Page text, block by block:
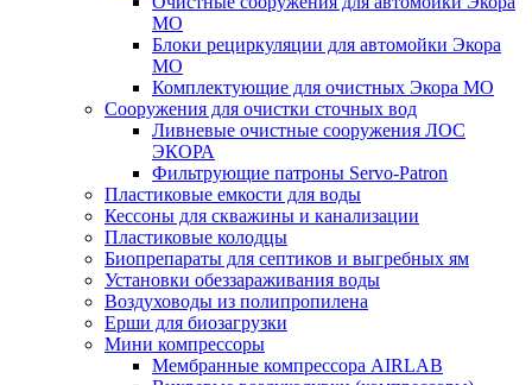
МО
Блоки рециркуляции для автомойки Экора
МО
Комплектующие для очистных Экора МО
Сооружения для очистки сточных вод
Ливневые очистные сооружения ЛОС
ЭКОРА
Фильтрующие патроны Servo-Patron
Пластиковые емкости для воды
Кессоны для скважины и канализации
Пластиковые колодцы
Биопрепараты для септиков и выгребных ям
Установки обеззараживания воды
Воздуховоды из полипропилена
Ерши для биозагрузки
Мини компрессоры
Мембранные компрессора AIRLAB